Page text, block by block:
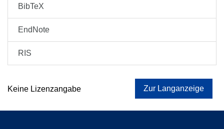
BibTeX
EndNote
RIS
Keine Lizenzangabe Zur Langanzeige